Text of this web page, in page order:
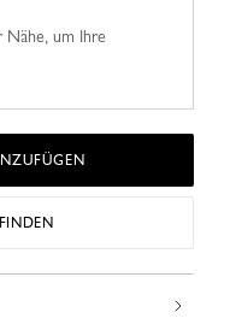
Nähe, um Ihre